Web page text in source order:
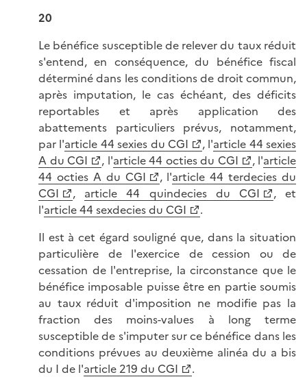
20
Le bénéfice susceptible de relever du taux réduit
s'entend, en conséquence, du bénéfice fiscal
déterminé dans les conditions de droit commun,
après imputation, le cas échéant, des déficits
reportables et après application des
abattements particuliers prévus, notamment,
par l'article 44 sexies du CGI , l'article 44 sexies
A du CGI
, l'article 44 octies du CGI , l'article
44 octies A du CGI
, l'article 44 terdecies du
CGI
, article 44 quindecies du CGI
, et
l'article 44 sexdecies du CGI
.
Il est à cet égard souligné que, dans la situation
particulière de l'exercice de cession ou de
cessation de l'entreprise, la circonstance que le
bénéfice imposable puisse être en partie soumis
au taux réduit d'imposition ne modifie pas la
fraction des moins-values à long terme
susceptible de s'imputer sur ce bénéfice dans les
conditions prévues au deuxième alinéa du a bis
du I de l'article 219 du CGI .